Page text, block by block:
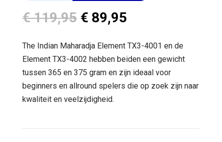
€119,95 Oorspronkelijke
was:
€ 119,95.
€89,95Huidige
is:
€ 89,95.
The Indian Maharadja Element TX3-4001 en de
Element TX3-4002 hebben beiden een gewicht
tussen 365 en 375 gram en zijn ideaal voor
beginners en allround spelers die op zoek zijn naar
kwaliteit en veelzijdigheid.